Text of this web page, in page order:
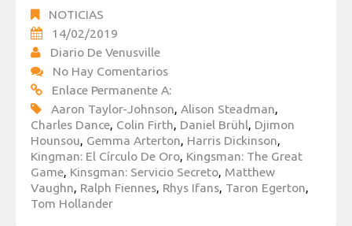
NOTICIAS
14/02/2019
Diario De Venusville
No Hay Comentarios
Enlace Permanente A:
Aaron Taylor-Johnson, Alison Steadman,
Charles Dance, Colin Firth, Daniel Brühl, Djimon
Hounsou, Gemma Arterton, Harris Dickinson,
Kingman: El Círculo De Oro, Kingsman: The Great
Game, Kinsgman: Servicio Secreto, Matthew
Vaughn, Ralph Fiennes, Rhys Ifans, Taron Egerton,
Tom Hollander